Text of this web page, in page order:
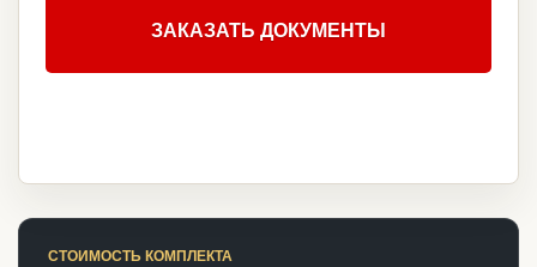
ЗАКАЗАТЬ ДОКУМЕНТЫ
СТОИМОСТЬ КОМПЛЕКТА